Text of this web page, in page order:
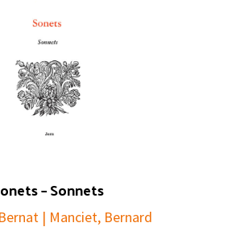
– Sonnets
| Manciet, Bernard